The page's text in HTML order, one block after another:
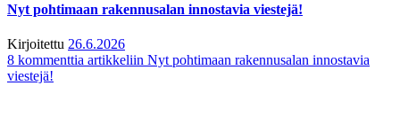
Nyt pohtimaan rakennusalan innostavia viestejä!
Kirjoitettu 26.6.2026
8 kommenttia artikkeliin Nyt pohtimaan rakennusalan innostavia
viestejä!